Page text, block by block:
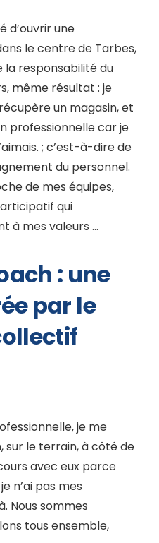
d’ouvrir une
le centre de Tarbes,
la responsabilité du
même résultat : je
un magasin, et
professionnelle car je
; c’est-à-dire de
du personnel.
de mes équipes,
qui
à mes valeurs …
: une
par le
je me
sur le terrain, à côté de
avec eux parce
n’ai pas mes
Nous sommes
tous ensemble,